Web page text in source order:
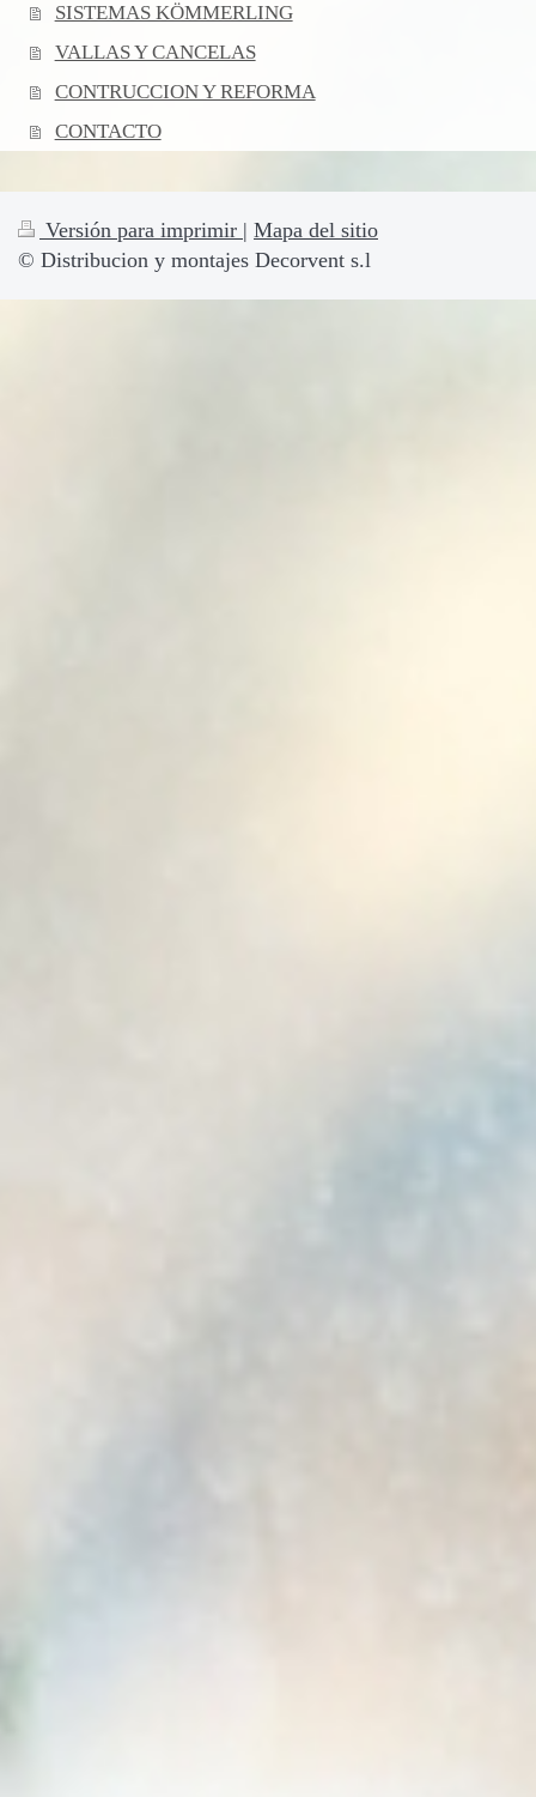
SISTEMAS KÖMMERLING
VALLAS Y CANCELAS
CONTRUCCION Y REFORMA
CONTACTO
Versión para imprimir | Mapa del sitio
© Distribucion y montajes Decorvent s.l